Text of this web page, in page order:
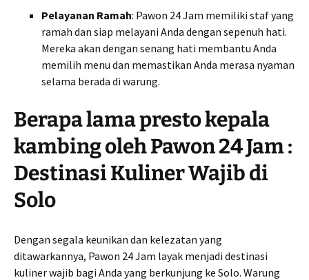
Pelayanan Ramah: Pawon 24 Jam memiliki staf yang
ramah dan siap melayani Anda dengan sepenuh hati.
Mereka akan dengan senang hati membantu Anda
memilih menu dan memastikan Anda merasa nyaman
selama berada di warung.
Berapa lama presto kepala
kambing oleh Pawon 24 Jam :
Destinasi Kuliner Wajib di
Solo
Dengan segala keunikan dan kelezatan yang
ditawarkannya, Pawon 24 Jam layak menjadi destinasi
kuliner wajib bagi Anda yang berkunjung ke Solo. Warung